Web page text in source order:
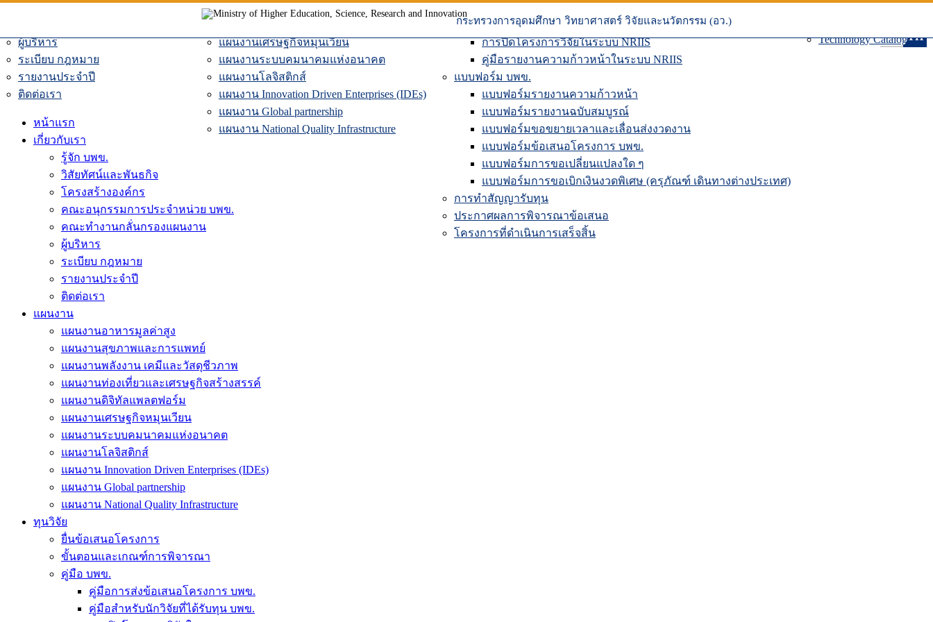
content
กระทรวงการอุดมศึกษา วิทยาศาสตร์ วิจัยและนวัตกรรม (อว.)
EN
TH
ผู้บริหาร
ระเบียบ กฎหมาย
รายงานประจำปี
ติดต่อเรา
แผนงานท่องเที่ยวและเศรษฐกิจสร้างสรรค์
แผนงานเศรษฐกิจหมุนเวียน
แผนงานระบบคมนาคมแห่งอนาคต
แผนงานโลจิสติกส์
แผนงาน Innovation Driven Enterprises (IDEs)
แผนงาน Global partnership
แผนงาน National Quality Infrastructure
คู่มือสำหรับนักวิจัยที่ได้รับทุน บพข.
การปิดโครงการวิจัยในระบบ NRIIS
คู่มือรายงานความก้าวหน้าในระบบ NRIIS
แบบฟอร์ม บพข.
แบบฟอร์มรายงานความก้าวหน้า
แบบฟอร์มรายงานฉบับสมบูรณ์
แบบฟอร์มขอขยายเวลาและเลื่อนส่งงวดงาน
แบบฟอร์มข้อเสนอโครงการ บพข.
แบบฟอร์มการขอเปลี่ยนแปลงใด ๆ
แบบฟอร์มการขอเบิกเงินงวดพิเศษ (ครุภัณฑ์ เดินทางต่างประเทศ)
การทำสัญญารับทุน
ประกาศผลการพิจารณาข้อเสนอ
โครงการที่ดำเนินการเสร็จสิ้น
Technology Catalog
หน้าแรก
เกี่ยวกับเรา
รู้จัก บพข.
วิสัยทัศน์และพันธกิจ
โครงสร้างองค์กร
คณะอนุกรรมการประจำหน่วย บพข.
คณะทำงานกลั่นกรองแผนงาน
ผู้บริหาร
ระเบียบ กฎหมาย
รายงานประจำปี
ติดต่อเรา
แผนงาน
แผนงานอาหารมูลค่าสูง
แผนงานสุขภาพและการแพทย์
แผนงานพลังงาน เคมีและวัสดุชีวภาพ
แผนงานท่องเที่ยวและเศรษฐกิจสร้างสรรค์
แผนงานดิจิทัลแพลตฟอร์ม
แผนงานเศรษฐกิจหมุนเวียน
แผนงานระบบคมนาคมแห่งอนาคต
แผนงานโลจิสติกส์
แผนงาน Innovation Driven Enterprises (IDEs)
แผนงาน Global partnership
แผนงาน National Quality Infrastructure
ทุนวิจัย
ยื่นข้อเสนอโครงการ
ขั้นตอนและเกณฑ์การพิจารณา
คู่มือ บพข.
คู่มือการส่งข้อเสนอโครงการ บพข.
คู่มือสำหรับนักวิจัยที่ได้รับทุน บพข.